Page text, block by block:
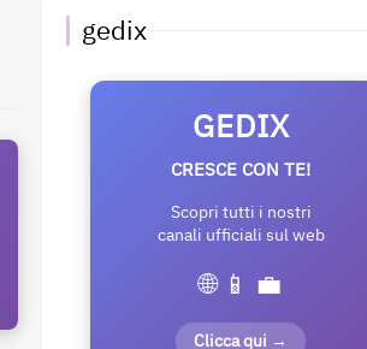
gedix
GEDIX
CRESCE CON TE!
Scopri tutti i nostri
canali ufficiali sul web
🌐 📱 💼
Clicca qui →